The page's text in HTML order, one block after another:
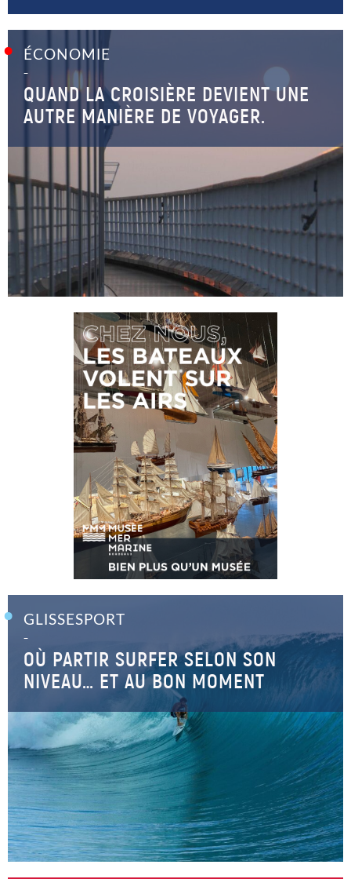
ÉCONOMIE
–
QUAND LA CROISIÈRE DEVIENT UNE
AUTRE MANIÈRE DE VOYAGER.
GLISSESPORT
–
OÙ PARTIR SURFER SELON SON
NIVEAU… ET AU BON MOMENT